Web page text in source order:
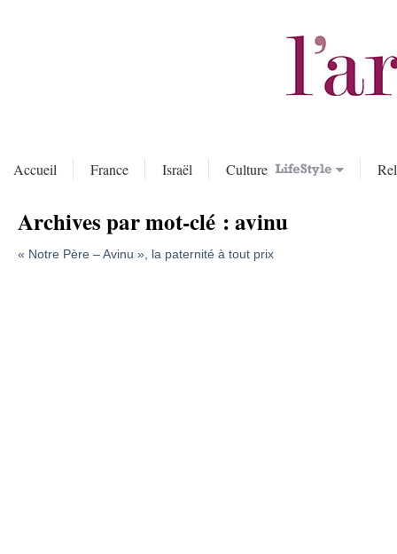
Accueil France Israël Culture
Archives par mot-clé :avinu
« Notre Père – Avinu », la paternité à tout prix